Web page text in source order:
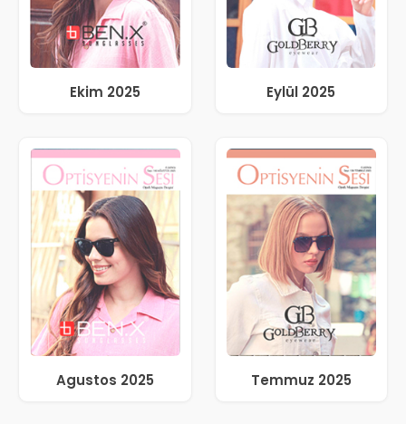
Ekim 2025 Eylül 2025
Agustos 2025 Temmuz 2025